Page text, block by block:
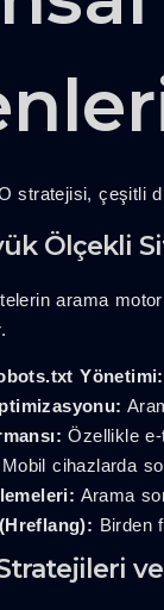
stratejisi, çeşitli
Ölçekli
arama
Yönetimi:
Özellikle
Mobil cihazlarda
Arama
Birden